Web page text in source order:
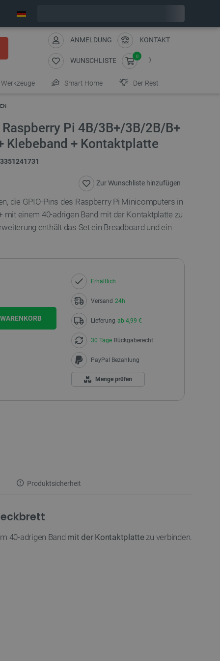
ANMELDUNG KONTAKT
WUNSCHLISTE
0
Werkzeuge Smart Home Der Rest
Pi 4B/3B+/3B/2B/B+
Klebeband + Kontaktplatte
Zur Wunschliste hinzufügen
die GPIO-Pins des Raspberry Pi Minicomputers in
mit einem 40-adrigen Band mit der Kontaktplatte zu
enthält das Set ein Breadboard und ein
Erhältlich
Versand 24h
Lieferung ab 4,99 €
30 Tage Rückgaberecht
PayPal Bezahlung
Menge prüfen
Produktsicherheit
40-adrigen Band mit der Kontaktplattezu verbinden.